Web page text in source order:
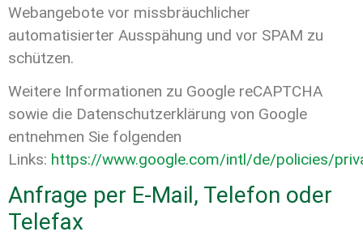
Webangebote vor missbräuchlicher
automatisierter Ausspähung und vor SPAM zu
schützen.
Weitere Informationen zu Google reCAPTCHA
sowie die Datenschutzerklärung von Google
entnehmen Sie folgenden
Links: https://www.google.com/intl/de/policies/
Anfrage per E-Mail, Telefon oder
Telefax